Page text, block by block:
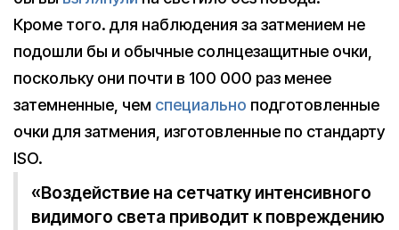
Кроме того. для наблюдения за затмением не
подошли бы и обычные солнцезащитные очки,
поскольку они почти в 100 000 раз менее
затемненные, чем специально подготовленные
очки для затмения, изготовленные по стандарту
ISO.
«Воздействие на сетчатку интенсивного
видимого света приводит к повреждению